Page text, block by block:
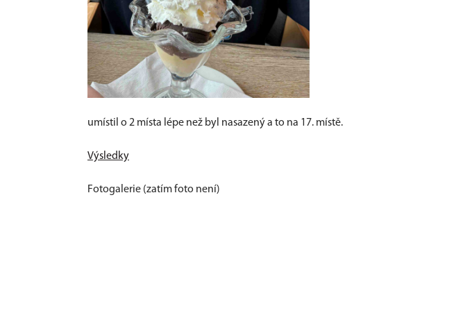
umístil o 2 místa lépe než byl nasazený a to na 17. místě.
Výsledky
Fotogalerie (zatím foto není)